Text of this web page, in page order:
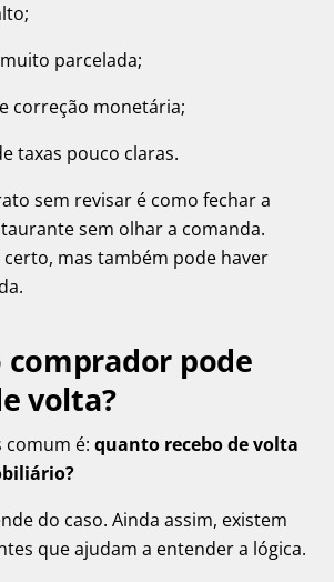
parcelada;
correção monetária;
taxas pouco claras.
sem revisar é como fechar a
sem olhar a comanda.
mas também pode haver
comprador pode
volta?
comum é: quanto recebo de volta
do caso. Ainda assim, existem
que ajudam a entender a lógica.